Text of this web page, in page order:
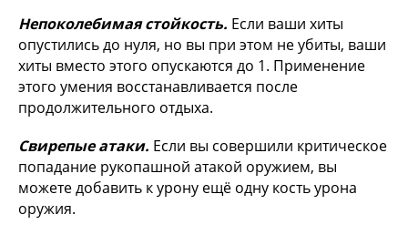
Непоколебимая стойкость. Если ваши хиты
опустились до нуля, но вы при этом не убиты, ваши
хиты вместо этого опускаются до 1. Применение
этого умения восстанавливается после
продолжительного отдыха.
Свирепые атаки. Если вы совершили критическое
попадание рукопашной атакой оружием, вы
можете добавить к урону ещё одну кость урона
оружия.